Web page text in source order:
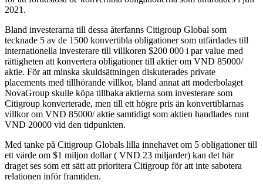
2021.
Bland investerarna till dessa återfanns Citigroup Global som
tecknade 5 av de 1500 konvertibla obligationer som utfärdades till
internationella investerare till villkoren $200 000 i par value med
rättigheten att konvertera obligationer till aktier om VND 85000/
aktie. För att minska skuldsättningen diskuterades private
placements med tillhörande villkor, bland annat att moderbolaget
NovaGroup skulle köpa tillbaka aktierna som investerare som
Citigroup konverterade, men till ett högre pris än konvertiblarnas
villkor om VND 85000/ aktie samtidigt som aktien handlades runt
VND 20000 vid den tidpunkten.
Med tanke på Citigroup Globals lilla innehavet om 5 obligationer till
ett värde om $1 miljon dollar ( VND 23 miljarder) kan det här
draget ses som ett sätt att prioritera Citigroup för att inte sabotera
relationen inför framtiden.